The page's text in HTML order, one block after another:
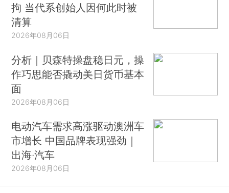
拘 当代系创始人因何此时被
清算
2026年08月06日
分析｜贝森特操盘稳日元，操
作巧思能否撬动美日货币基本
面
2026年08月06日
电动汽车需求高涨驱动澳洲车
市增长 中国品牌表现强劲｜
出海·汽车
2026年08月06日